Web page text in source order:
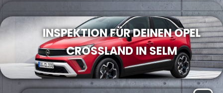
INSPEKTION FÜR DEINEN OPEL
CROSSLAND IN SELM